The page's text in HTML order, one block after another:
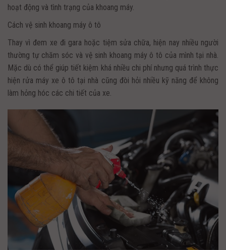
hoạt động và tình trạng của khoang máy.
Cách vệ sinh khoang máy ô tô
Thay vì đem xe đi gara hoặc tiệm sửa chữa, hiện nay nhiều người
thường tự chăm sóc và vệ sinh khoang máy ô tô của mình tại nhà.
Mặc dù có thể giúp tiết kiệm khá nhiều chi phí nhưng quá trình thực
hiện rửa máy xe ô tô tại nhà cũng đòi hỏi nhiều kỹ năng để không
làm hỏng hóc các chi tiết của xe.